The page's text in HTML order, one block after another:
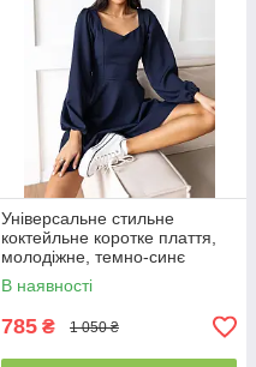
Універсальне стильне
коктейльне коротке плаття,
молодіжне, темно-синє
В наявності
785 ₴ 1 050 ₴